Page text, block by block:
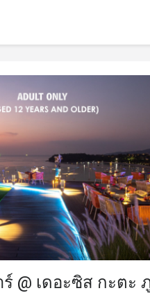
@ เดอะซิส กะตะ